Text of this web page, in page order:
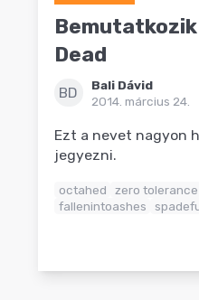
Bemutatkozik
Dead
BD
Bali Dávid
2014. március 24.
Ezt a nevet nagyon
jegyezni.
octahed zero tolerance
fallenintoashes